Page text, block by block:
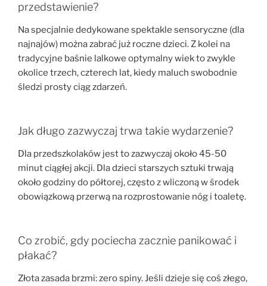
przedstawienie?
Na specjalnie dedykowane spektakle sensoryczne (dla
najnajów) można zabrać już roczne dzieci. Z kolei na
tradycyjne baśnie lalkowe optymalny wiek to zwykle
okolice trzech, czterech lat, kiedy maluch swobodnie
śledzi prosty ciąg zdarzeń.
Jak długo zazwyczaj trwa takie wydarzenie?
Dla przedszkolaków jest to zazwyczaj około 45-50
minut ciągłej akcji. Dla dzieci starszych sztuki trwają
około godziny do półtorej, często z wliczoną w środek
obowiązkową przerwą na rozprostowanie nóg i toaletę.
Co zrobić, gdy pociecha zacznie panikować i
płakać?
Złota zasada brzmi: zero spiny. Jeśli dzieje się coś złego,